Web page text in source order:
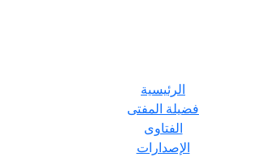
الرئيسية
فضيلة المفتى
الفتاوى
الإصدارات